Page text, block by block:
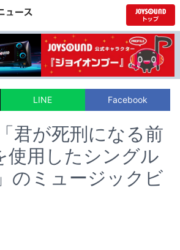
LINE Facebook
君が死刑になる前
使用したシングル
のミュージックビ